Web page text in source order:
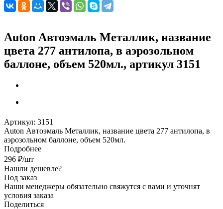
Auton Автоэмаль Металлик, название
цвета 277 антилопа, в аэрозольном
баллоне, объем 520мл., артикул 3151
Артикул: 3151
Auton Автоэмаль Металлик, название цвета 277 антилопа, в
аэрозольном баллоне, объем 520мл.
Подробнее
296 ₽/шт
Нашли дешевле?
Под заказ
Наши менеджеры обязательно свяжутся с вами и уточнят
условия заказа
Поделиться